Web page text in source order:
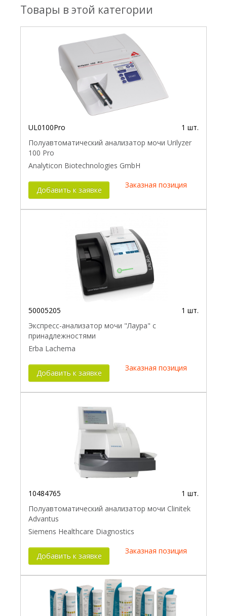
Товары в этой категории
UL0100Pro
1 шт.
Полуавтоматический анализатор мочи Urilyzer
100 Pro
Analyticon Biotechnologies GmbH
Добавить к заявке
Заказная позиция
50005205
1 шт.
Экспресс-анализатор мочи "Лаура" с
принадлежностями
Erba Lachema
Добавить к заявке
Заказная позиция
10484765
1 шт.
Полуавтоматический анализатор мочи Clinitek
Advantus
Siemens Healthcare Diagnostics
Добавить к заявке
Заказная позиция